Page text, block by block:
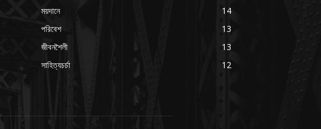
ময়দানে
14
পরিবেশ
13
জীবনশৈলী
13
সাহিত্যচর্চা
12